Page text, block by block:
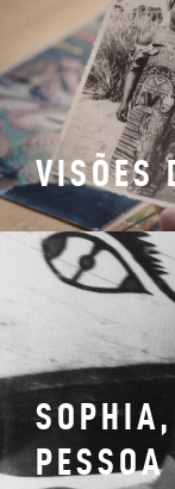
VISÕES
PESSOA